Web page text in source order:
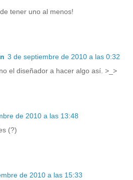
tener uno al menos!
3 de septiembre de 2010 a las 0:32
el diseñador a hacer algo así. >_>
de 2010 a las 13:48
(?)
de 2010 a las 15:33